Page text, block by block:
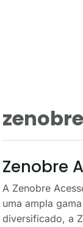
Zenobre
A Zenobre
uma ampla
diversificado, a